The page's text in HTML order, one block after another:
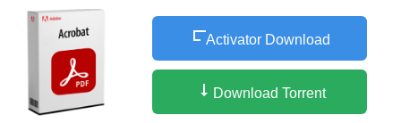
Activator Download
Download Torrent